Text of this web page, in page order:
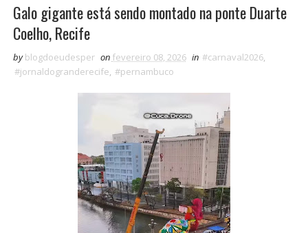
Galo gigante está sendo montado na ponte Duarte
Coelho, Recife
by blogdoeudesper on fevereiro 08, 2026 in #carnaval2026,
#jornaldogranderecife, #pernambuco